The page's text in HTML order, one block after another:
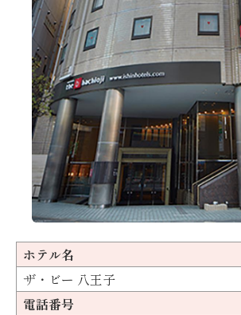
ホテル名
ザ・ビー 八王子
電話番号